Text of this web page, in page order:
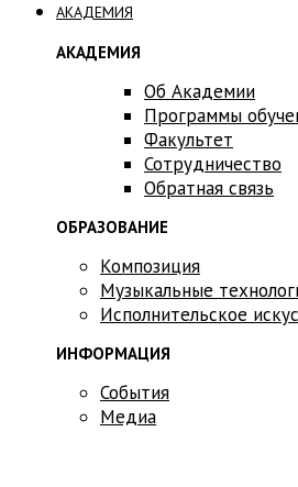
АКАДЕМИЯ
АКАДЕМИЯ
Об Академии
Программы
Факультет
Сотрудничество
Обратная связь
ОБРАЗОВАНИЕ
Композиция
Музыкальные
Исполнительское
ИНФОРМАЦИЯ
События
Медиа